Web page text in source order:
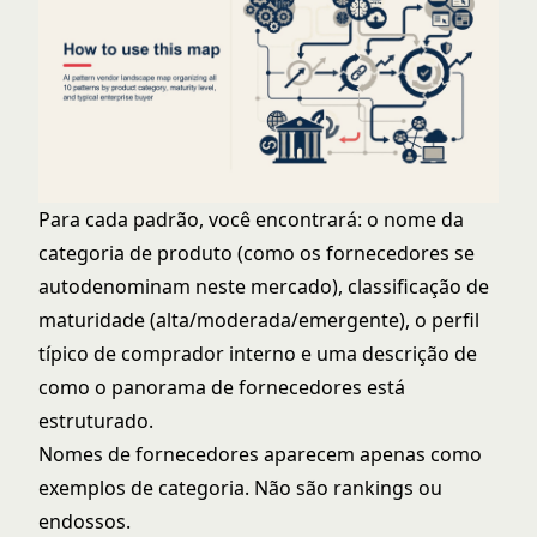
Para cada padrão, você encontrará: o nome da
categoria de produto (como os fornecedores se
autodenominam neste mercado), classificação de
maturidade (alta/moderada/emergente), o perfil
típico de comprador interno e uma descrição de
como o panorama de fornecedores está
estruturado.
Nomes de fornecedores aparecem apenas como
exemplos de categoria. Não são rankings ou
endossos.